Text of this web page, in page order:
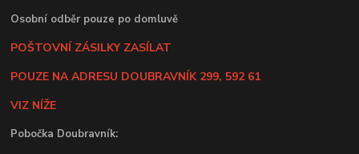
Osobní odběr pouze po domluvě
POŠTOVNÍ ZÁSILKY ZASÍLAT
POUZE NA ADRESU DOUBRAVNÍK 299, 592 61
VIZ NÍŽE
Pobočka Doubravník: